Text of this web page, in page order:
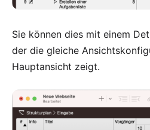
Sie können dies mit einem
der die gleiche
Hauptansicht zeigt.